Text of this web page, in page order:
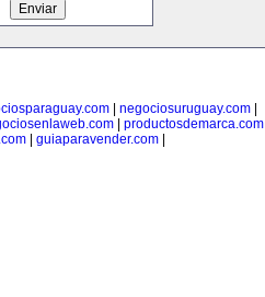
negociosuruguay.com
productosdemarca.com
guiaparavender.com